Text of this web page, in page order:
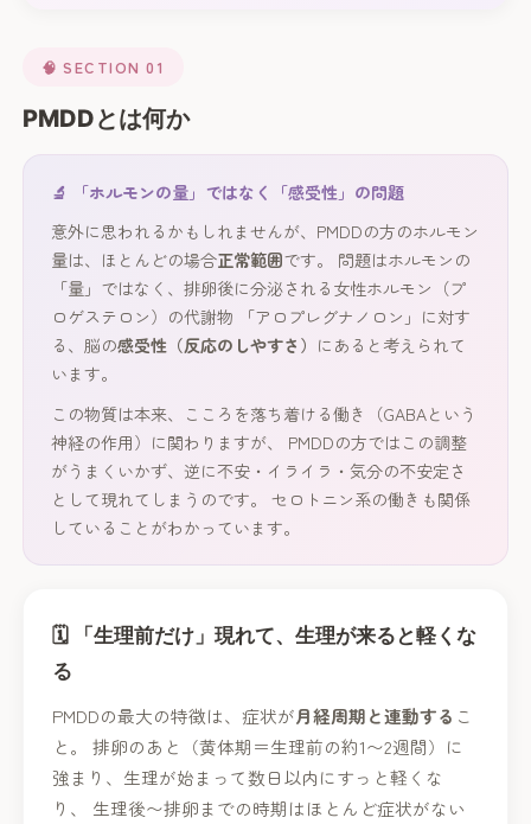
🧠 SECTION 01
PMDDとは何か
🔬 「ホルモンの量」ではなく「感受性」の問題
意外に思われるかもしれませんが、PMDDの方のホルモン
量は、ほとんどの場合正常範囲です。 問題はホルモンの
「量」ではなく、排卵後に分泌される女性ホルモン（プ
ロゲステロン）の代謝物 「アロプレグナノロン」に対す
る、脳の感受性（反応のしやすさ） にあると考えられて
います。
この物質は本来、こころを落ち着ける働き（GABAという
神経の作用）に関わりますが、 PMDDの方ではこの調整
がうまくいかず、逆に不安・イライラ・気分の不安定さ
として現れてしまうのです。 セロトニン系の働きも関係
していることがわかっています。
🗓️ 「生理前だけ」現れて、生理が来ると軽くな
る
PMDDの最大の特徴は、症状が月経周期と連動する こ
と。 排卵のあと（黄体期＝生理前の約1〜2週間）に
強まり、生理が始まって数日以内にすっと軽くな
り、 生理後〜排卵までの時期はほとんど症状がない